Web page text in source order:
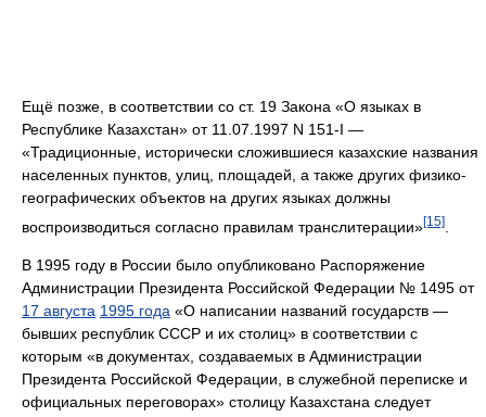
Ещё позже, в соответствии со ст. 19 Закона «О языках в
Республике Казахстан» от 11.07.1997 N 151-I —
«Традиционные, исторически сложившиеся казахские названия
населенных пунктов, улиц, площадей, а также других физико-
географических объектов на других языках должны
воспроизводиться согласно правилам транслитерации»[15]
В 1995 году в России было опубликовано Распоряжение
Администрации Президента Российской Федерации № 1495 от
17 августа 1995 года «О написании названий государств —
бывших республик СССР и их столиц» в соответствии с
которым «в документах, создаваемых в Администрации
Президента Российской Федерации, в служебной переписке и
официальных переговорах» столицу Казахстана следует